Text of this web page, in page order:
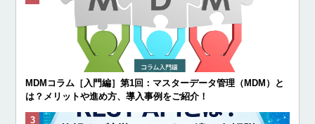
MDMコラム［入門編］第1回：マスターデータ管理（MDM）と
は？メリットや進め方、導入事例をご紹介！